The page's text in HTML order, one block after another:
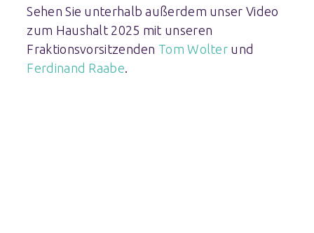
Sehen Sie unterhalb außerdem unser Video
zum Haushalt 2025 mit unseren
Fraktionsvorsitzenden Tom Wolter und
Ferdinand Raabe